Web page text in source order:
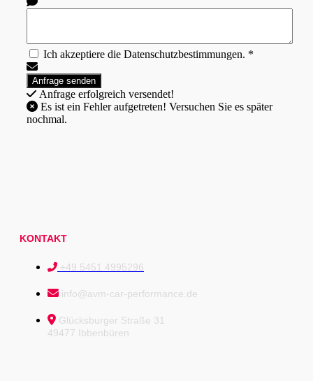
Ich akzeptiere die Datenschutzbestimmungen. *
Anfrage erfolgreich versendet!
nochmal.
KONTAKT
+49 5451 4995296
info@avm-car-performance.de
Glücksburger Straße 31
49477 Ibbenbüren